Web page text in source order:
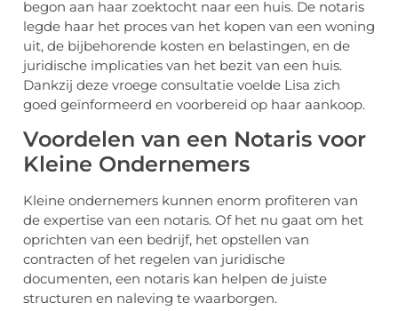
begon aan haar zoektocht naar een huis. De notaris
legde haar het proces van het kopen van een woning
uit, de bijbehorende kosten en belastingen, en de
juridische implicaties van het bezit van een huis.
Dankzij deze vroege consultatie voelde Lisa zich
goed geïnformeerd en voorbereid op haar aankoop.
Voordelen van een Notaris voor
Kleine Ondernemers
Kleine ondernemers kunnen enorm profiteren van
de expertise van een notaris. Of het nu gaat om het
oprichten van een bedrijf, het opstellen van
contracten of het regelen van juridische
documenten, een notaris kan helpen de juiste
structuren en naleving te waarborgen.